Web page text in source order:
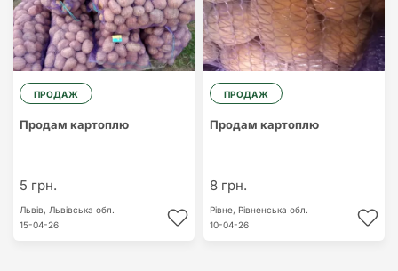
ПРОДАЖ
Продам картоплю
5 грн.
Львів, Львівська обл.
15-04-26
ПРОДАЖ
Продам картоплю
8 грн.
Рівне, Рівненська обл.
10-04-26